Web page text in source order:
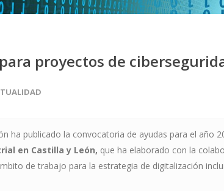
proyectos de
ha publicado la convocatoria de ayudas para el año
en Castilla y León, que ha elaborado con la
de trabajo para la estrategia de digitalización